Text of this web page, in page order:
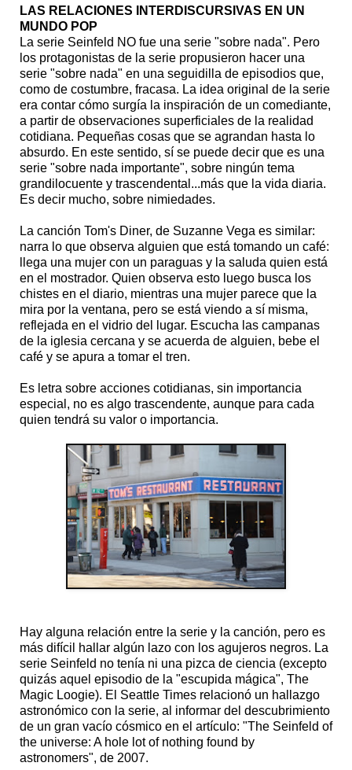
LAS RELACIONES INTERDISCURSIVAS EN UN
MUNDO POP
La serie Seinfeld NO fue una serie "sobre nada". Pero
los protagonistas de la serie propusieron hacer una
serie "sobre nada" en una seguidilla de episodios que,
como de costumbre, fracasa. La idea original de la serie
era contar cómo surgía la inspiración de un comediante,
a partir de observaciones superficiales de la realidad
cotidiana. Pequeñas cosas que se agrandan hasta lo
absurdo. En este sentido, sí se puede decir que es una
serie "sobre nada importante", sobre ningún tema
grandilocuente y trascendental...más que la vida diaria.
Es decir mucho, sobre nimiedades.
La canción Tom's Diner, de Suzanne Vega es similar:
narra lo que observa alguien que está tomando un café:
llega una mujer con un paraguas y la saluda quien está
en el mostrador. Quien observa esto luego busca los
chistes en el diario, mientras una mujer parece que la
mira por la ventana, pero se está viendo a sí misma,
reflejada en el vidrio del lugar. Escucha las campanas
de la iglesia cercana y se acuerda de alguien, bebe el
café y se apura a tomar el tren.
Es letra sobre acciones cotidianas, sin importancia
especial, no es algo trascendente, aunque para cada
quien tendrá su valor o importancia.
Hay alguna relación entre la serie y la canción, pero es
más difícil hallar algún lazo con los agujeros negros. La
serie Seinfeld no tenía ni una pizca de ciencia (excepto
quizás aquel episodio de la "escupida mágica", The
Magic Loogie). El Seattle Times relacionó un hallazgo
astronómico con la serie, al informar del descubrimiento
de un gran vacío cósmico en el artículo: "The Seinfeld of
the universe: A hole lot of nothing found by
astronomers", de 2007.